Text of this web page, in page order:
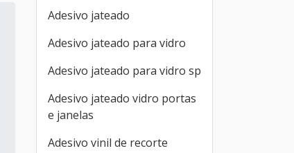
Adesivo jateado
Adesivo jateado para vidro
Adesivo jateado para vidro sp
Adesivo jateado vidro portas
e janelas
Adesivo vinil de recorte